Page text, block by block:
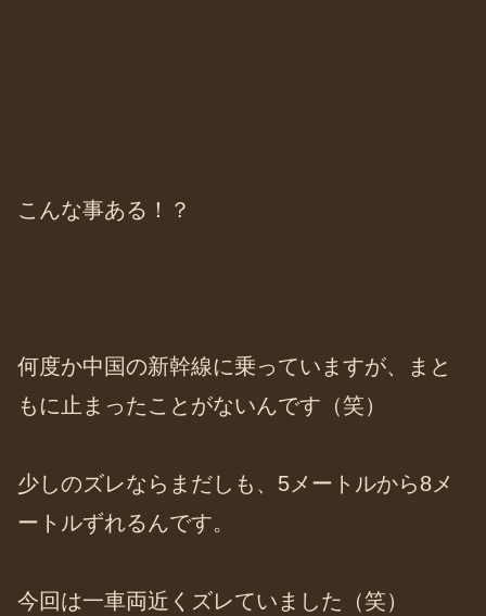
こんな事ある！？
何度か中国の新幹線に乗っていますが、まと
もに止まったことがないんです（笑）
少しのズレならまだしも、5メートルから8メ
ートルずれるんです。
今回は一車両近くズレていました（笑）